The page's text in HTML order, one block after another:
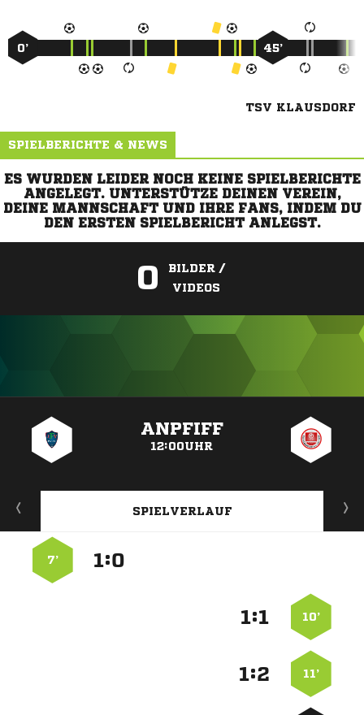
0’ 45’
TSV KLAUSDORF
SPIELBERICHTE & NEWS
ES WURDEN LEIDER NOCH KEINE SPIELBERICHTE
ANGELEGT. UNTERSTÜTZE DEINEN VEREIN,
DEINE MANNSCHAFT UND IHRE FANS, INDEM DU
DEN ERSTEN SPIELBERICHT ANLEGST.
0
BILDER /
VIDEOS
ANPFIFF
12:00UHR
SPIELVERLAUF
:
7’
10’
:
11’
: